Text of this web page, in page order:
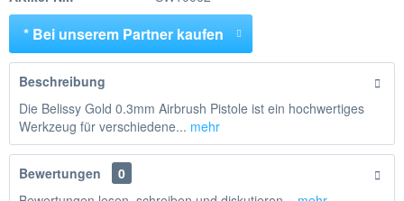
* Bei unserem Partner kaufen
Beschreibung
Die Belissy Gold 0.3mm Airbrush Pistole ist ein hochwertiges
Werkzeug für verschiedene... mehr
Bewertungen
0